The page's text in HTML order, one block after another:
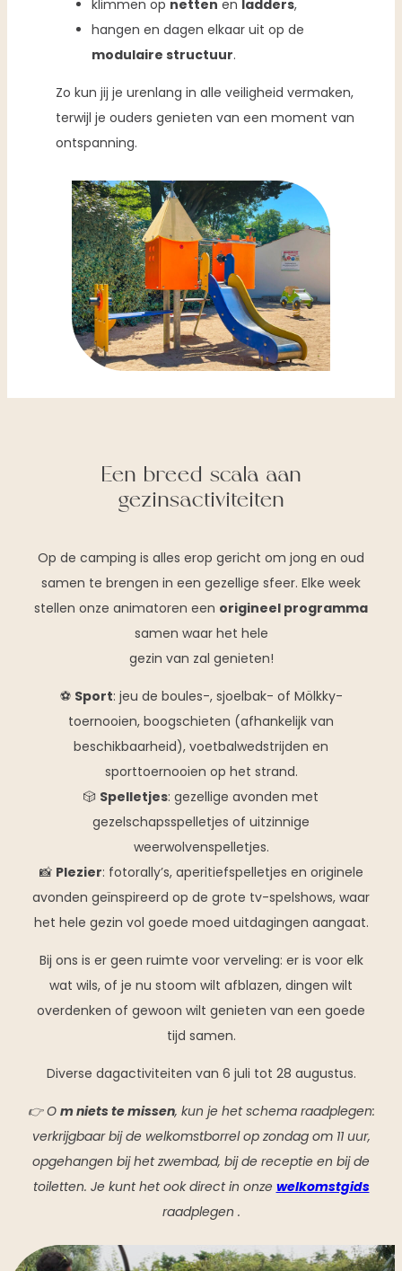
klimmen op netten en ladders,
hangen en dagen elkaar uit op de
modulaire structuur.
Zo kun jij je urenlang in alle veiligheid vermaken,
terwijl je ouders genieten van een moment van
ontspanning.
Een breed scala aan
gezinsactiviteiten
Op de camping is alles erop gericht om jong en oud
samen te brengen in een gezellige sfeer. Elke week
stellen onze animatoren een origineel programma
samen waar het hele
gezin van zal genieten!
⚽ Sport: jeu de boules-, sjoelbak- of Mölkky-
toernooien, boogschieten (afhankelijk van
beschikbaarheid), voetbalwedstrijden en
sporttoernooien op het strand.
🎲 Spelletjes: gezellige avonden met
gezelschapsspelletjes of uitzinnige
weerwolvenspelletjes.
📸 Plezier: fotorally’s, aperitiefspelletjes en originele
avonden geïnspireerd op de grote tv-spelshows, waar
het hele gezin vol goede moed uitdagingen aangaat.
Bij ons is er geen ruimte voor verveling: er is voor elk
wat wils, of je nu stoom wilt afblazen, dingen wilt
overdenken of gewoon wilt genieten van een goede
tijd samen.
Diverse dagactiviteiten van 6 juli tot 28 augustus.
👉 O m niets te missen, kun je het schema raadplegen:
verkrijgbaar bij de welkomstborrel op zondag om 11 uur,
opgehangen bij het zwembad, bij de receptie en bij de
toiletten. Je kunt het ook direct in onze welkomstgids
raadplegen .